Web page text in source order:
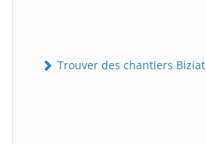
Trouver des chantiers Biziat